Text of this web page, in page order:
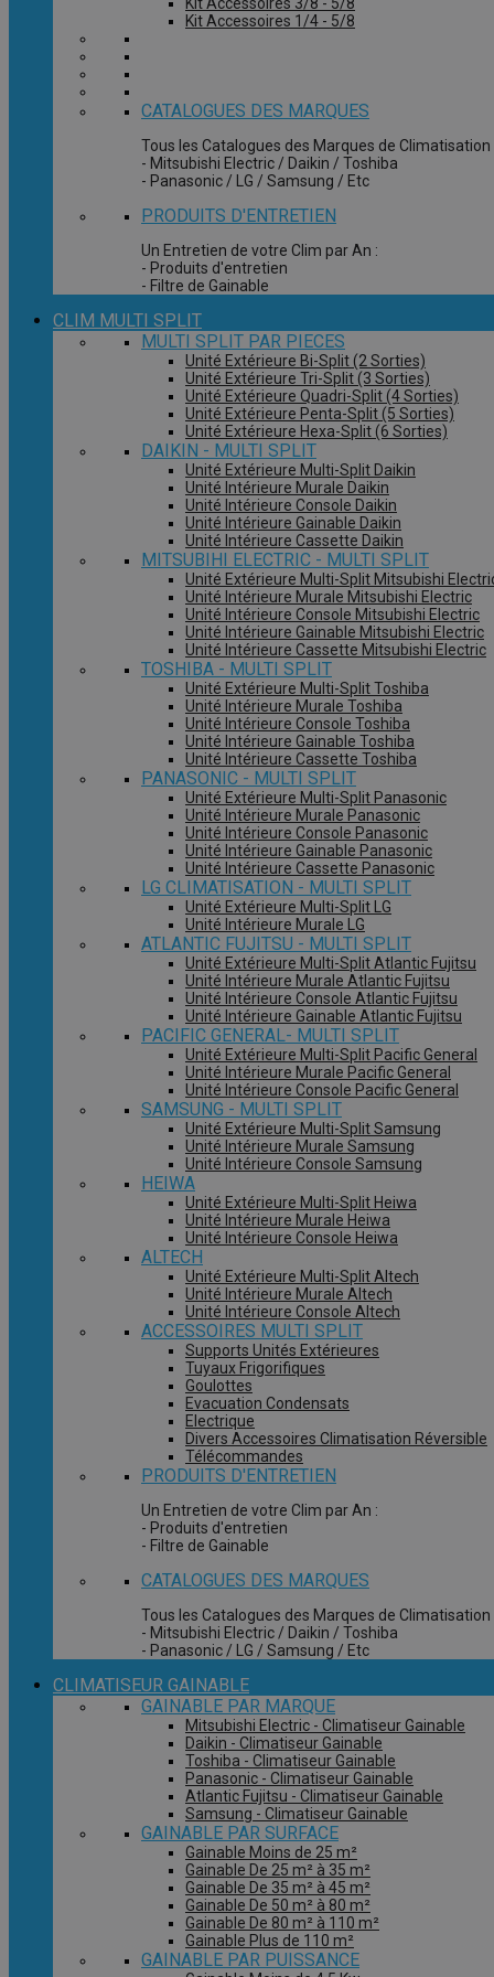
Kit Accessoires 1/4 - 5/8
CATALOGUES DES MARQUES
Tous les Catalogues des Marques de Climatisation
- Mitsubishi Electric / Daikin / Toshiba
- Panasonic / LG / Samsung / Etc
PRODUITS D'ENTRETIEN
Un Entretien de votre Clim par An :
- Produits d'entretien
- Filtre de Gainable
CLIM MULTI SPLIT
MULTI SPLIT PAR PIECES
Unité Extérieure Bi-Split (2 Sorties)
Unité Extérieure Tri-Split (3 Sorties)
Unité Extérieure Quadri-Split (4 Sorties)
Unité Extérieure Penta-Split (5 Sorties)
Unité Extérieure Hexa-Split (6 Sorties)
DAIKIN - MULTI SPLIT
Unité Extérieure Multi-Split Daikin
Unité Intérieure Murale Daikin
Unité Intérieure Console Daikin
Unité Intérieure Gainable Daikin
Unité Intérieure Cassette Daikin
MITSUBIHI ELECTRIC - MULTI SPLIT
Unité Extérieure Multi-Split Mitsubishi
Unité Intérieure Murale Mitsubishi Electric
Unité Intérieure Console Mitsubishi Electric
Unité Intérieure Gainable Mitsubishi Electric
Unité Intérieure Cassette Mitsubishi Electric
TOSHIBA - MULTI SPLIT
Unité Extérieure Multi-Split Toshiba
Unité Intérieure Murale Toshiba
Unité Intérieure Console Toshiba
Unité Intérieure Gainable Toshiba
Unité Intérieure Cassette Toshiba
PANASONIC - MULTI SPLIT
Unité Extérieure Multi-Split Panasonic
Unité Intérieure Murale Panasonic
Unité Intérieure Console Panasonic
Unité Intérieure Gainable Panasonic
Unité Intérieure Cassette Panasonic
LG CLIMATISATION - MULTI SPLIT
Unité Extérieure Multi-Split LG
Unité Intérieure Murale LG
ATLANTIC FUJITSU - MULTI SPLIT
Unité Extérieure Multi-Split Atlantic Fujitsu
Unité Intérieure Murale Atlantic Fujitsu
Unité Intérieure Console Atlantic Fujitsu
Unité Intérieure Gainable Atlantic Fujitsu
PACIFIC GENERAL- MULTI SPLIT
Unité Extérieure Multi-Split Pacific General
Unité Intérieure Murale Pacific General
Unité Intérieure Console Pacific General
SAMSUNG - MULTI SPLIT
Unité Extérieure Multi-Split Samsung
Unité Intérieure Murale Samsung
Unité Intérieure Console Samsung
HEIWA
Unité Extérieure Multi-Split Heiwa
Unité Intérieure Murale Heiwa
Unité Intérieure Console Heiwa
ALTECH
Unité Extérieure Multi-Split Altech
Unité Intérieure Murale Altech
Unité Intérieure Console Altech
ACCESSOIRES MULTI SPLIT
Supports Unités Extérieures
Tuyaux Frigorifiques
Goulottes
Evacuation Condensats
Electrique
Divers Accessoires Climatisation Réversible
Télécommandes
PRODUITS D'ENTRETIEN
Un Entretien de votre Clim par An :
- Produits d'entretien
- Filtre de Gainable
CATALOGUES DES MARQUES
Tous les Catalogues des Marques de Climatisation
- Mitsubishi Electric / Daikin / Toshiba
- Panasonic / LG / Samsung / Etc
CLIMATISEUR GAINABLE
GAINABLE PAR MARQUE
Mitsubishi Electric - Climatiseur Gainable
Daikin - Climatiseur Gainable
Toshiba - Climatiseur Gainable
Panasonic - Climatiseur Gainable
Atlantic Fujitsu - Climatiseur Gainable
Samsung - Climatiseur Gainable
GAINABLE PAR SURFACE
Gainable Moins de 25 m²
Gainable De 25 m² à 35 m²
Gainable De 35 m² à 45 m²
Gainable De 50 m² à 80 m²
Gainable De 80 m² à 110 m²
Gainable Plus de 110 m²
GAINABLE PAR PUISSANCE